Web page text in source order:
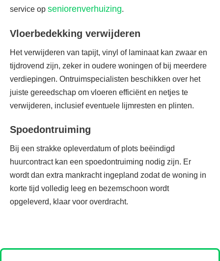
service op seniorenverhuizing.
Vloerbedekking verwijderen
Het verwijderen van tapijt, vinyl of laminaat kan zwaar en
tijdrovend zijn, zeker in oudere woningen of bij meerdere
verdiepingen. Ontruimspecialisten beschikken over het
juiste gereedschap om vloeren efficiënt en netjes te
verwijderen, inclusief eventuele lijmresten en plinten.
Spoedontruiming
Bij een strakke opleverdatum of plots beëindigd
huurcontract kan een spoedontruiming nodig zijn. Er
wordt dan extra mankracht ingepland zodat de woning in
korte tijd volledig leeg en bezemschoon wordt
opgeleverd, klaar voor overdracht.